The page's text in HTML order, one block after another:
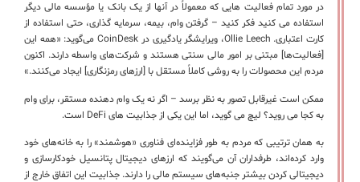
در مورد تمام فعالیت هایی که معمولاً در آنها از یک بانک یا مؤسسه مالی دیگر
استفاده می کنید فکر کنید – گرفتن وام، بیمه، سرمایه گذاری، حتی استفاده از
کارت اعتباری. Ollie Leech، ویرایشگر یادگیری در CoinDesk می‌گوید: «همه این
[فعالیت‌ها] مبتنی بر امور مالی سنتی هستند و شرکت‌های واسطه دارند. اکنون
مردم این محصولات را به روشی کاملاً مستقل با [ارزهای رمزنگاری] ایجاد می‌کنند.»
ممکن است غیرقابل تصور به نظر برسد – اگر نه یک وام دهنده مستقر، برای وام
به کجا می روید؟ لیچ می گوید، اما این یکی از جذابیت های DeFi است.
به همان ترتیبی که مردم به طور فزاینده‌ای فناوری «هوشمند» را به خانه‌های خود
وارد کرده‌اند، طرفداران آن می‌گویند که ارزهای دیجیتال پتانسیل خودکارسازی و
دیجیتالی کردن بیشتر جنبه‌های سیستم مالی را دارند. جذابیت این اتفاق خارج از